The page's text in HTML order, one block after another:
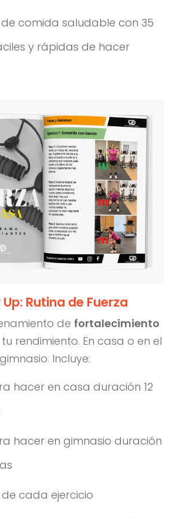
comida saludable con 35
y rápidas de hacer
Rutina de Fuerza
de fortalecimiento
rendimiento. En casa o en el
gimnasio. Incluye:
hacer en casa duración 12
hacer en gimnasio duración
cada ejercicio